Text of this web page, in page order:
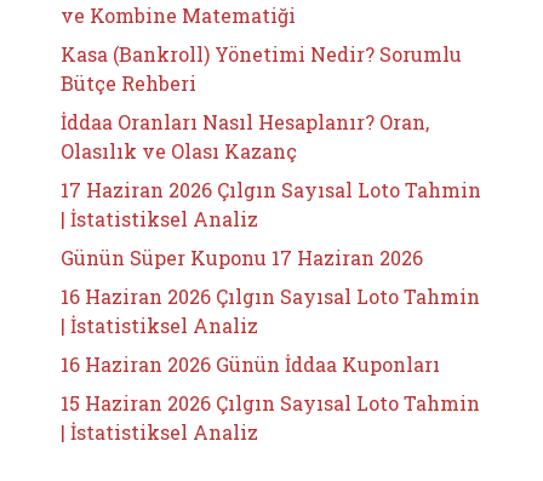
ve Kombine Matematiği
Kasa (Bankroll) Yönetimi Nedir? Sorumlu
Bütçe Rehberi
İddaa Oranları Nasıl Hesaplanır? Oran,
Olasılık ve Olası Kazanç
17 Haziran 2026 Çılgın Sayısal Loto Tahmin
| İstatistiksel Analiz
Günün Süper Kuponu 17 Haziran 2026
16 Haziran 2026 Çılgın Sayısal Loto Tahmin
| İstatistiksel Analiz
16 Haziran 2026 Günün İddaa Kuponları
15 Haziran 2026 Çılgın Sayısal Loto Tahmin
| İstatistiksel Analiz